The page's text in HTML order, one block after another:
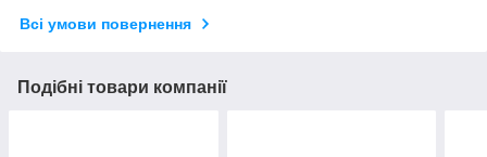
Всі умови повернення
Подібні товари компанії